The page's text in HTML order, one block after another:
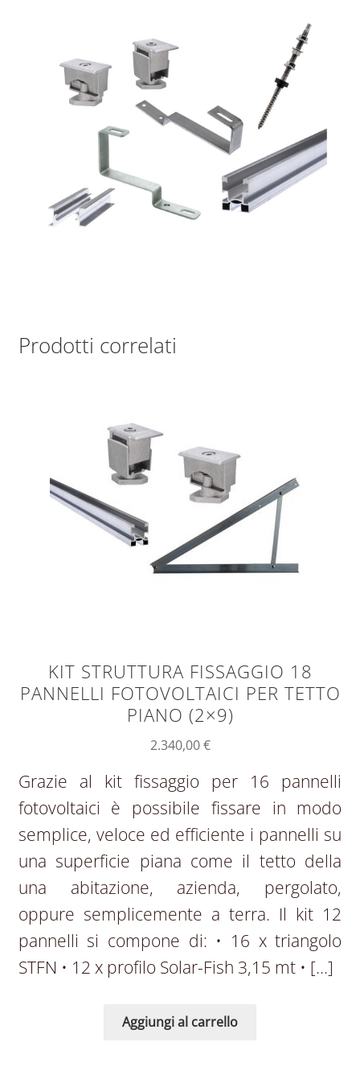
Prodotti correlati
KIT STRUTTURA FISSAGGIO 18
PANNELLI FOTOVOLTAICI PER TETTO
PIANO (2×9)
2.340,00€
Grazie al kit fissaggio per 16 pannelli
fotovoltaici è possibile fissare in modo
semplice, veloce ed efficiente i pannelli su
una superficie piana come il tetto della
una abitazione, azienda, pergolato,
oppure semplicemente a terra. Il kit 12
pannelli si compone di: • 16 x triangolo
STFN • 12 x profilo Solar-Fish 3,15 mt • […]
Aggiungi al carrello